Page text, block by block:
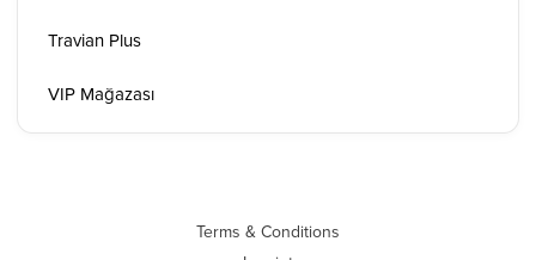
Travian Plus
VIP Mağazası
Terms & Conditions